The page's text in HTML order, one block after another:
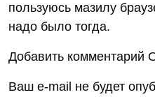
пользуюсь мазилу
надо было тогда.
Добавить комментарий
Ваш e-mail не будет